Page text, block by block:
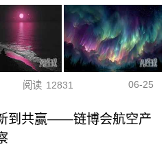
阅读 12831 06-25
到共赢——链博会航空产